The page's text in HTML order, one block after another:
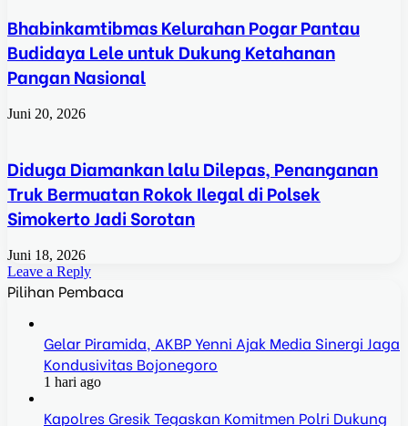
Bhabinkamtibmas Kelurahan Pogar Pantau
Budidaya Lele untuk Dukung Ketahanan
Pangan Nasional
Juni 20, 2026
Diduga Diamankan lalu Dilepas, Penanganan
Truk Bermuatan Rokok Ilegal di Polsek
Simokerto Jadi Sorotan
Juni 18, 2026
Leave a Reply
Pilihan Pembaca
Gelar Piramida, AKBP Yenni Ajak Media Sinergi Jaga
Kondusivitas Bojonegoro
1 hari ago
Kapolres Gresik Tegaskan Komitmen Polri Dukung